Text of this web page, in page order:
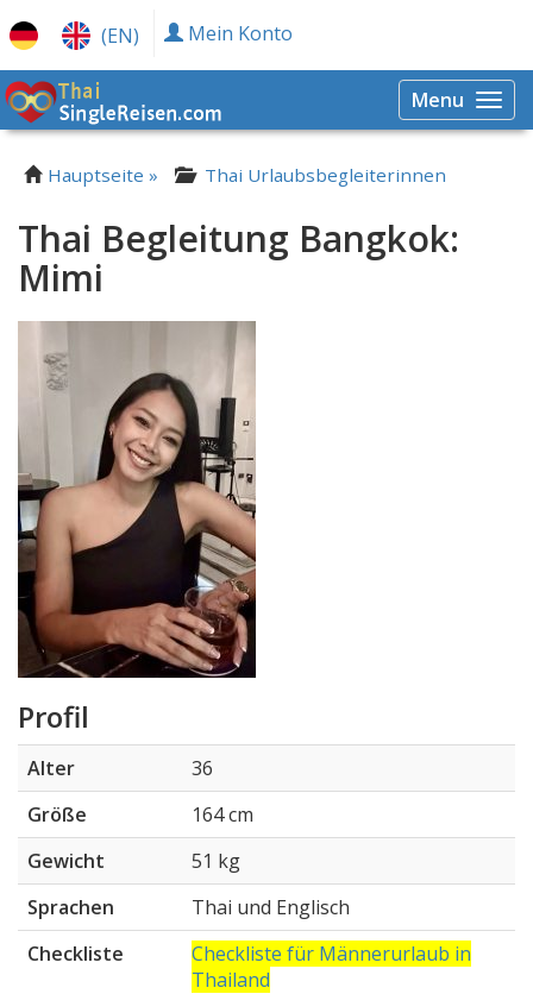
(EN) Mein Konto
Menu
Hauptseite » Thai Urlaubsbegleiterinnen
Thai Begleitung Bangkok:
Mimi
Profil
Alter
36
Größe
164 cm
Gewicht
51 kg
Sprachen
Thai und Englisch
Checkliste
Checkliste für Männerurlaub in
Thailand